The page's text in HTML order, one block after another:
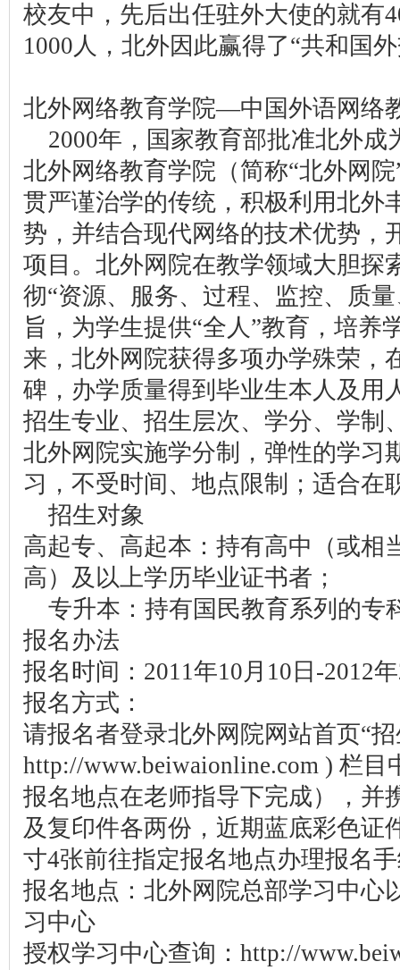
校友中，先后出任驻外大使的就有
1000人，北外因此赢得了“共和国
北外网络教育学院—中国外语网络
2000年，国家教育部批准北外
北外网络教育学院（简称“北外网
贯严谨治学的传统，积极利用北外
势，并结合现代网络的技术优势，
项目。北外网院在教学领域大胆探
彻“资源、服务、过程、监控、质
旨，为学生提供“全人”教育，培养
来，北外网院获得多项办学殊荣，
碑，办学质量得到毕业生本人及用
招生专业、招生层次、学分、学制
北外网院实施学分制，弹性的学习
习，不受时间、地点限制；适合在
招生对象
高起专、高起本：持有高中（或相
高）及以上学历毕业证书者；
专升本：持有国民教育系列的专
报名办法
报名时间：2011年10月10日-2012
报名方式：
请报名者登录北外网院网站首页“
http://www.beiwaionline.com ) 栏
报名地点在老师指导下完成），并
及复印件各两份，近期蓝底彩色证
寸4张前往指定报名地点办理报名
报名地点：北外网院总部学习中心
习中心
授权学习中心查询：http://